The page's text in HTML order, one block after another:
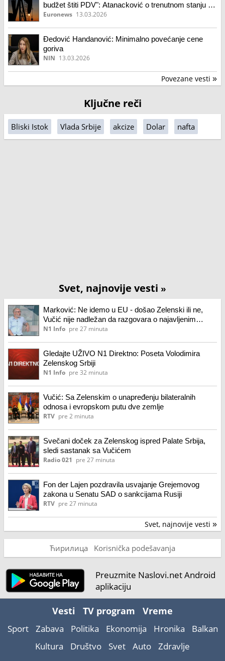
budžet štiti PDV": Atanacković o trenutnom stanju na
tržištu nafte
Euronews 13.03.2026
Đedović Handanović: Minimalno povećanje cene
goriva
NIN 13.03.2026
Povezane vesti »
Ključne reči
Bliski Istok Vlada Srbije akcize Dolar nafta
Svet, najnovije vesti »
Marković: Ne idemo u EU - došao Zelenski ili ne,
Vučić nije nadležan da razgovara o najavljenim
temama
N1 Info pre 27 minuta
Gledajte UŽIVO N1 Direktno: Poseta Volodimira
Zelenskog Srbiji
N1 Info pre 32 minuta
Vučić: Sa Zelenskim o unapređenju bilateralnih
odnosa i evropskom putu dve zemlje
RTV pre 2 minuta
Svečani doček za Zelenskog ispred Palate Srbija,
sledi sastanak sa Vučićem
Radio 021 pre 27 minuta
Fon der Lajen pozdravila usvajanje Grejemovog
zakona u Senatu SAD o sankcijama Rusiji
RTV pre 27 minuta
Svet, najnovije vesti »
Ћирилица Korisnička podešavanja
Preuzmite Naslovi.net Android
aplikaciju
Vesti TV program Vreme
Sport Zabava Politika Ekonomija Hronika
Balkan
Kultura
Društvo Svet Auto Zdravlje